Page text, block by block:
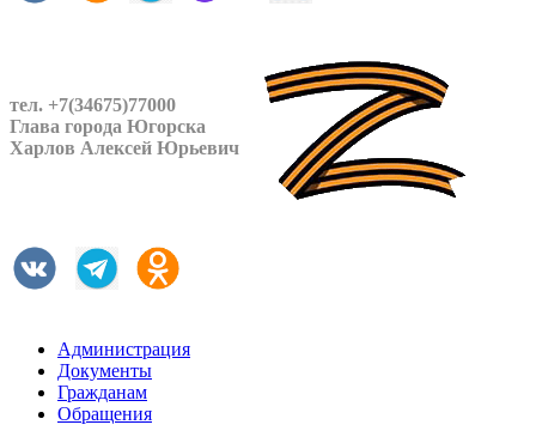
тел. +7(34675)77000
Глава города Югорска
Харлов Алексей Юрьевич
Администрация
Документы
Гражданам
Обращения